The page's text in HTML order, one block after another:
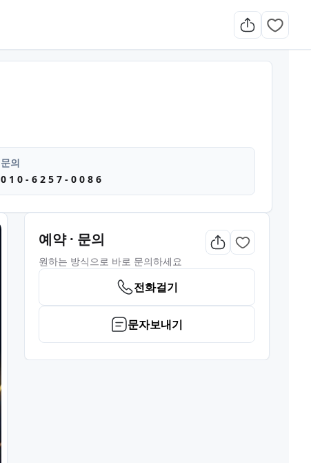
문의
0 1 0 - 6 2 5 7 - 0 0 8 6
예약 · 문의
원하는 방식으로 바로 문의하세요
전화걸기
문자보내기